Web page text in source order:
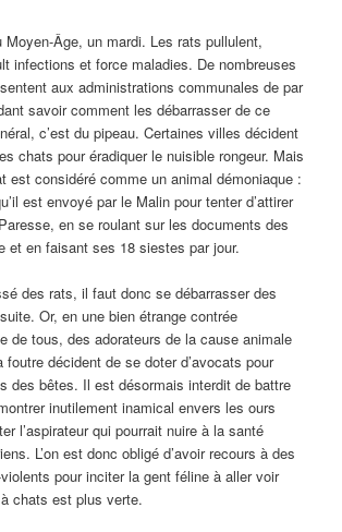
Moyen-Âge, un mardi. Les rats pullulent,
infections et force maladies. De nombreuses
aux administrations communales de par
savoir comment les débarrasser de ce
c’est du pipeau. Certaines villes décident
chats pour éradiquer le nuisible rongeur. Mais
est considéré comme un animal démoniaque :
est envoyé par le Malin pour tenter d’attirer
en se roulant sur les documents des
et en faisant ses 18 siestes par jour.
des rats, il faut donc se débarrasser des
Or, en une bien étrange contrée
de tous, des adorateurs de la cause animale
foutre décident de se doter d’avocats pour
des bêtes. Il est désormais interdit de battre
inutilement inamical envers les ours
l’aspirateur qui pourrait nuire à la santé
L’on est donc obligé d’avoir recours à des
pour inciter la gent féline à aller voir
chats est plus verte.